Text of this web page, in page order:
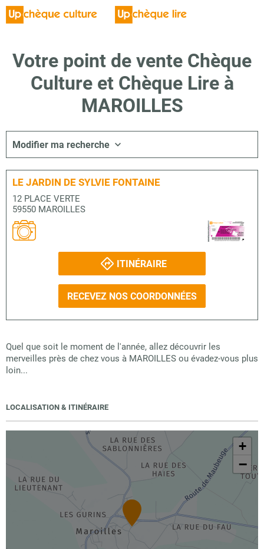
Votre point de vente Chèque
Culture et Chèque Lire à
MAROILLES
Modifier ma recherche
LE JARDIN DE SYLVIE FONTAINE
12 PLACE VERTE
59550 MAROILLES
ITINÉRAIRE
RECEVEZ NOS COORDONNÉES
Quel que soit le moment de l'année, allez découvrir les
merveilles près de chez vous à MAROILLES ou évadez-vous plus
loin...
LOCALISATION & ITINÉRAIRE
+
−